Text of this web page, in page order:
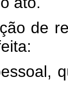
de